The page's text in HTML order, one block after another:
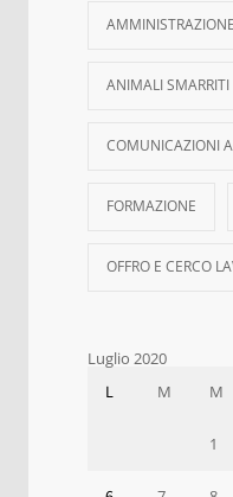
ANIMALI SMARRITI
COMUNICAZIONI
FORMAZIONE
OFFRO E CERCO
Luglio 2020
L M M
1